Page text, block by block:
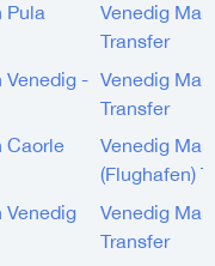
Pula
Venedig
Transfer
Venedig - Venedig
Transfer
Caorle
Venedig
(Flughafen)
Venedig
Venedig
Transfer